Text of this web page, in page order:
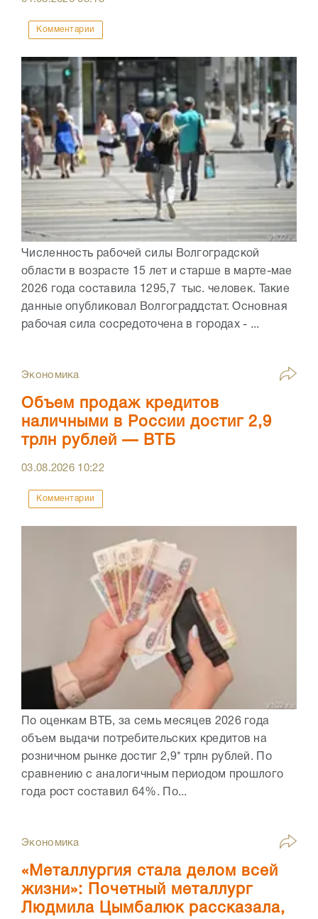
Комментарии
Численность рабочей силы Волгоградской
области в возрасте 15 лет и старше в марте-мае
2026 года составила 1295,7 тыс. человек. Такие
данные опубликовал Волгограддстат. Основная
рабочая сила сосредоточена в городах - ...
Экономика
Объем продаж кредитов
наличными в России достиг 2,9
трлн рублей — ВТБ
03.08.2026 10:22
Комментарии
По оценкам ВТБ, за семь месяцев 2026 года
объем выдачи потребительских кредитов на
розничном рынке достиг 2,9* трлн рублей. По
сравнению с аналогичным периодом прошлого
года рост составил 64%. По...
Экономика
«Металлургия стала делом всей
жизни»: Почетный металлург
Людмила Цымбалюк рассказала,